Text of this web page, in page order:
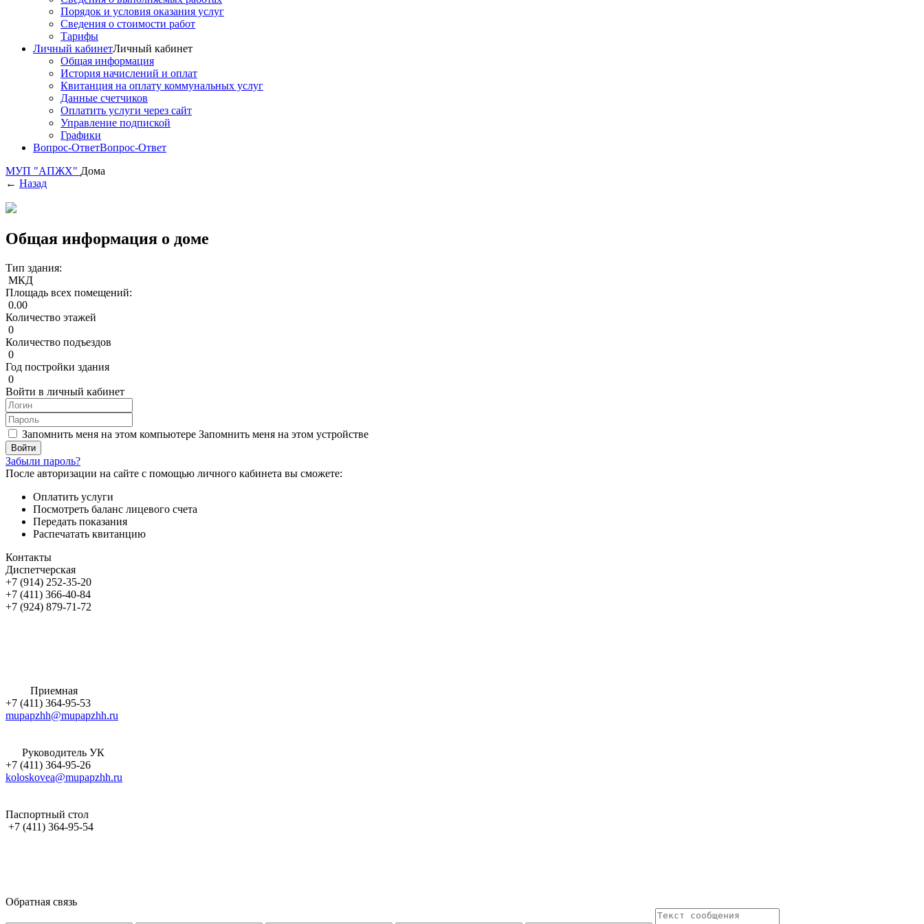
Порядок и условия оказания услуг
Сведения о стоимости работ
Тарифы
Личный кабинетЛичный кабинет
Общая информация
История начислений и оплат
Квитанция на оплату коммунальных услуг
Данные счетчиков
Оплатить услуги через сайт
Управление подпиской
Графики
Вопрос-ОтветВопрос-Ответ
МУП "АПЖХ" Дома
← Назад
Общая информация о доме
Тип здания:
МКД
Площадь всех помещений:
0.00
Количество этажей
0
Количество подъездов
0
Год постройки здания
0
Войти в личный кабинет
Запомнить меня на этом компьютере Запомнить меня на этом устройстве
Забыли пароль?
После авторизации на сайте с помощью личного кабинета вы сможете:
Оплатить услуги
Посмотреть баланс лицевого счета
Передать показания
Распечатать квитанцию
Контакты
Диспетчерская
+7 (914) 252-35-20
+7 (411) 366-40-84
+7 (924) 879-71-72
Приемная
+7 (411) 364-95-53
mupapzhh@mupapzhh.ru
Руководитель УК
+7 (411) 364-95-26
koloskovea@mupapzhh.ru
Паспортный стол
+7 (411) 364-95-54
Обратная связь